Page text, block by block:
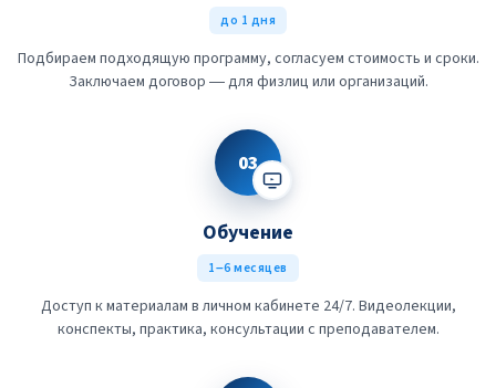
до 1 дня
Подбираем подходящую программу, согласуем стоимость и сроки.
Заключаем договор — для физлиц или организаций.
03
Обучение
1–6 месяцев
Доступ к материалам в личном кабинете 24/7. Видеолекции,
конспекты, практика, консультации с преподавателем.